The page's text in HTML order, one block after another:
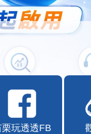
栗玩透透FB